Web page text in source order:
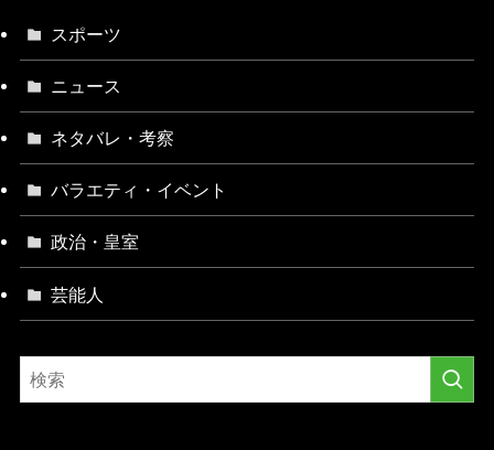
スポーツ
ニュース
ネタバレ・考察
バラエティ・イベント
政治・皇室
芸能人